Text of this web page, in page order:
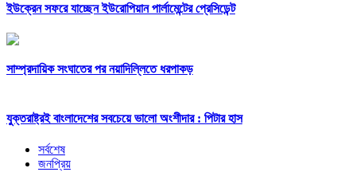
ইউক্রেন সফরে যাচ্ছেন ইউরোপিয়ান পার্লামেন্টের প্রেসিডেন্ট
সাম্প্রদায়িক সংঘাতের পর নয়াদিল্লিতে ধরপাকড়
যুক্তরাষ্ট্রই বাংলাদেশের সবচেয়ে ভালো অংশীদার : পিটার হাস
সর্বশেষ
জনপ্রিয়